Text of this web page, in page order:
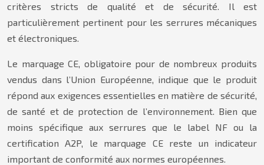
critères stricts de qualité et de sécurité. Il est
particulièrement pertinent pour les serrures mécaniques
et électroniques.
Le marquage CE, obligatoire pour de nombreux produits
vendus dans l’Union Européenne, indique que le produit
répond aux exigences essentielles en matière de sécurité,
de santé et de protection de l’environnement. Bien que
moins spécifique aux serrures que le label NF ou la
certification A2P, le marquage CE reste un indicateur
important de conformité aux normes européennes.